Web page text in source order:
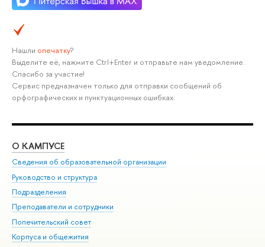
Нашли опечатку?
Выделите её, нажмите Ctrl+Enter и отправьте нам уведомление.
Спасибо за участие!
Сервис предназначен только для отправки сообщений об
орфографических и пунктуационных ошибках.
О КАМПУСЕ
Сведения об образовательной организации
Руководство и структура
Подразделения
Преподаватели и сотрудники
Попечительский совет
Корпуса и общежития